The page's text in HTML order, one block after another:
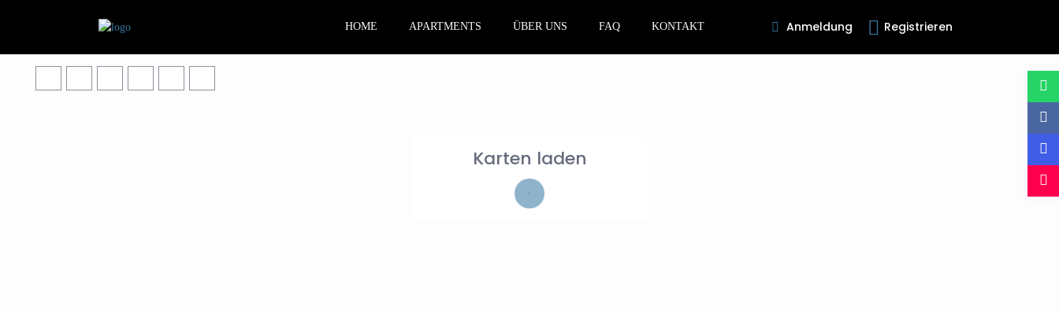
Anmeldung Registrieren
HOME APARTMENTS ÜBER UNS FAQ KONTAKT
Karten laden